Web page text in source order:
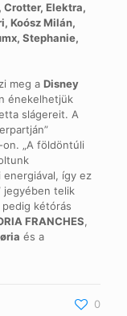
Crotter, Elektra,
Koósz Milán,
Stephanie,
meg a Disney
énekelhetjük
slágereit. A
on. „A földöntúli
így ez
jegyében telik
pedig kétórás
FRANCHES,
és a
0